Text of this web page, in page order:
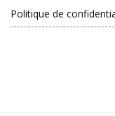
Politique de